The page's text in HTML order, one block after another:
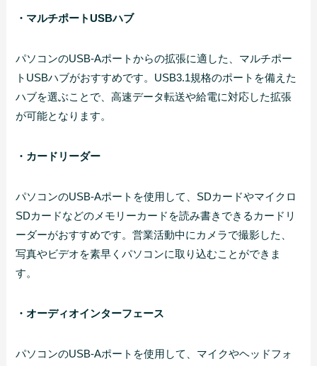
・マルチポートUSBハブ
パソコンのUSB-Aポートからの拡張に適した、マルチポー
トUSBハブがおすすめです。USB3.1規格のポートを備えた
ハブを選ぶことで、高速データ転送や給電に対応した拡張
が可能となります。
・カードリーダー
パソコンのUSB-Aポートを使用して、SDカードやマイクロ
SDカードなどのメモリーカードを読み書きできるカードリ
ーダーがおすすめです。営業活動中にカメラで撮影した、
写真やビデオを素早くパソコンに取り込むことができま
す。
・オーディオインターフェース
パソコンのUSB-Aポートを使用して、マイクやヘッドフォ